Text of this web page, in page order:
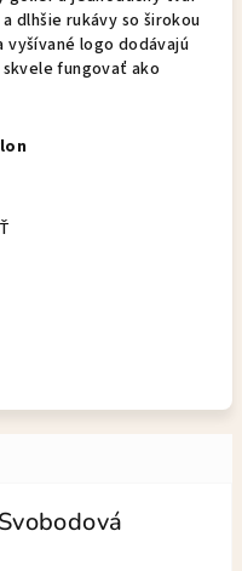
dlhšie rukávy so širokou
vyšívané logo dodávajú
fungovať ako
5 z 5 hviezdičiek.